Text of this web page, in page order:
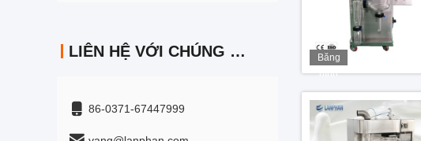
LIÊN HỆ VỚI CHÚNG TÔI
86-0371-67447999
Băng
hình